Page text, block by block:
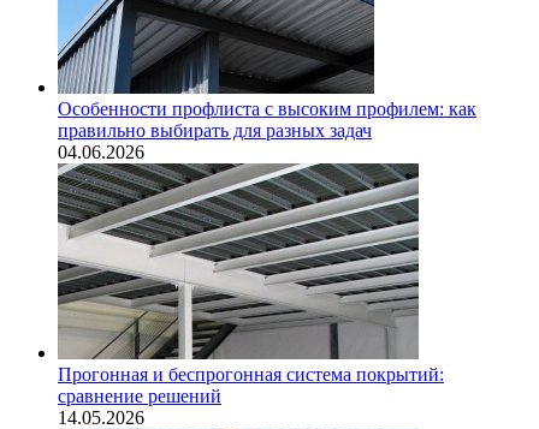
Особенности профлиста с высоким профилем: как
правильно выбирать для разных задач
04.06.2026
Прогонная и беспрогонная система покрытий:
сравнение решений
14.05.2026